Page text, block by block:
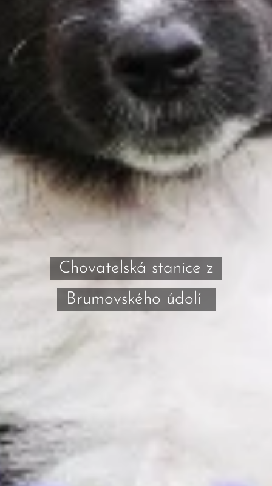
Chovatelská stanice z
Brumovského údolí